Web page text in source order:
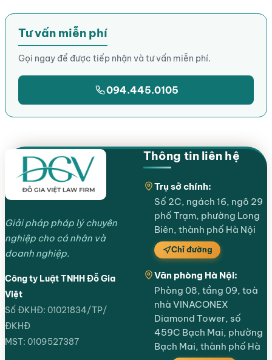
Tư vấn miễn phí
Gọi ngay để được tiếp nhận và tư vấn miễn phí.
094.445.0105
Giải pháp pháp lý chuyên
nghiệp cho cá nhân và
doanh nghiệp.
Công ty Luật TNHH Đỗ Gia
Việt
Số ĐKHĐ: 01021834/TP/
ĐKHĐ
MST: 0109527387
Thông tin liên hệ
Trụ sở chính:
Số 2C, ngách 16, ngõ 29
phố Trạm, phường Long
Biên, thành phố Hà Nội
Chỉ đường
Văn phòng Hà Nội:
Phòng 08, tầng 09, toà
nhà VINACONEX
Diamond Tower, số
459C Bạch Mai, phường
Bạch Mai, thành phố Hà